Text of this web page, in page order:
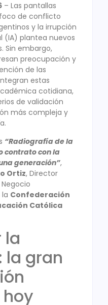
– Las pantallas
de conflicto
y la irrupción
(IA) plantea nuevos
Sin embargo,
preocupación y
de las
estas
cotidiana,
de validación
más compleja y
“Radiografía de la
contrato con la
generación”,
Ortiz, Director
Confederación
Católica
la
la gran